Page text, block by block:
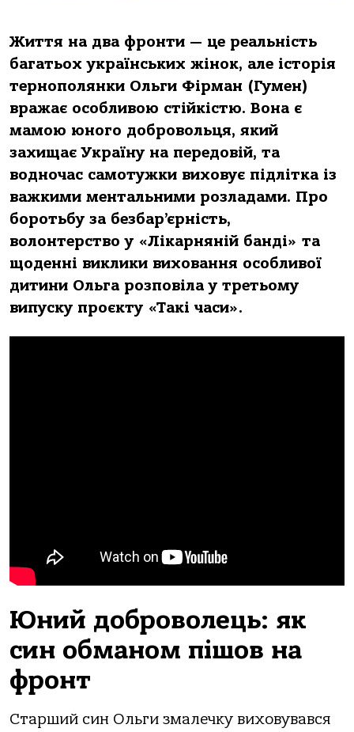
Життя на два фронти — це реальність
багатьох українських жінок, але історія
тернополянки Ольги Фірман (Гумен)
вражає особливою стійкістю. Вона є
мамою юного добровольця, який
захищає Україну на передовій, та
водночас самотужки виховує підлітка із
важкими ментальними розладами. Про
боротьбу за безбар’єрність,
волонтерство у «Лікарняній банді» та
щоденні виклики виховання особливої
дитини Ольга розповіла у третьому
випуску проєкту «Такі часи».
Юний доброволець: як
син обманом пішов на
фронт
Старший син Ольги змалечку виховувався